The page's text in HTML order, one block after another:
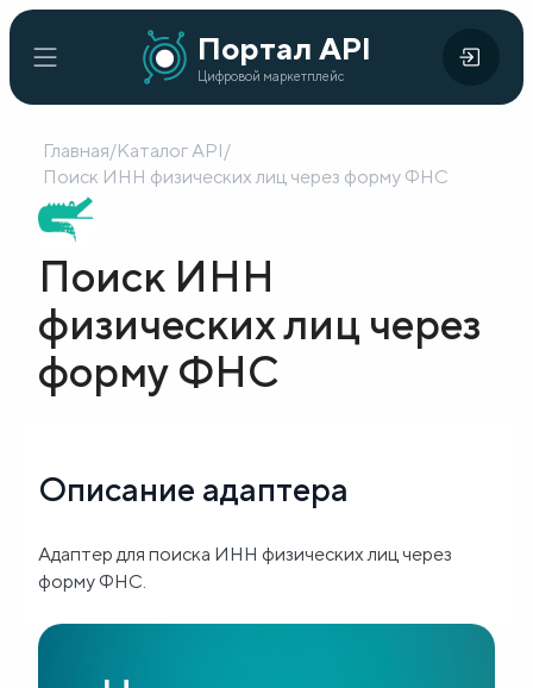
Портал API
Цифровой маркетплейс
Портал
API
Цифровой
маркетплейс
Главная
Каталог
API
Организации
Кейсы
Готовые
Блог
Главная/Каталог API/
Поиск ИНН физических лиц через форму ФНС
Поиск ИНН
физических лиц через
форму ФНС
Описание адаптера
Адаптер для поиска ИНН физических лиц через
форму ФНС.